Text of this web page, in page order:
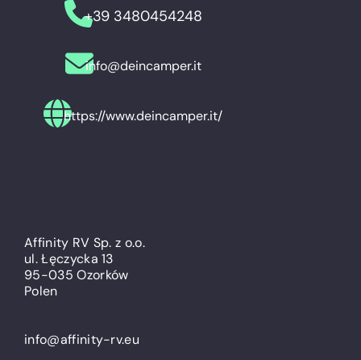
+39 3480454248
info@deincamper.it
https://www.deincamper.it/
Affinity RV Sp. z o.o.
ul. Łęczycka 13
95-035 Ozorków
Polen
info@affinity-rv.eu